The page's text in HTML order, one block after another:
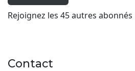
Rejoignez les 45 autres abonnés
Contact